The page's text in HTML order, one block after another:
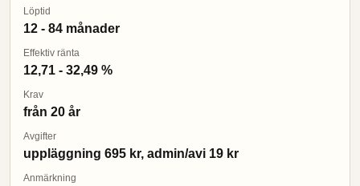
Löptid
12 - 84 månader
Effektiv ränta
12,71 - 32,49 %
Krav
från 20 år
Avgifter
uppläggning 695 kr, admin/avi 19 kr
Anmärkning